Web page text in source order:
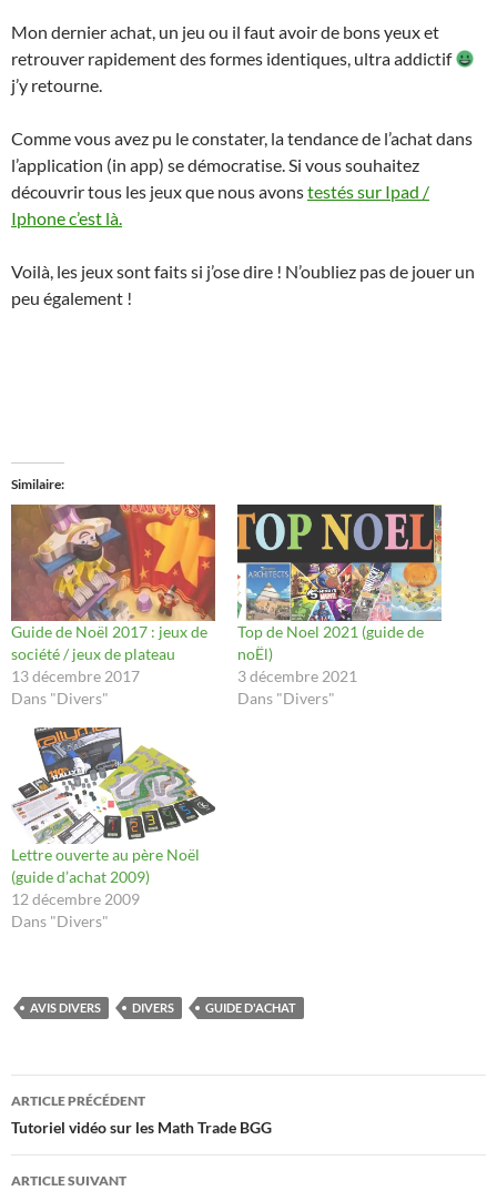
Mon dernier achat, un jeu ou il faut avoir de bons yeux et
retrouver rapidement des formes identiques, ultra addictif
j’y retourne.
Comme vous avez pu le constater, la tendance de l’achat dans
l’application (in app) se démocratise. Si vous souhaitez
découvrir tous les jeux que nous avonstestés sur Ipad /
Iphone c’est là.
Voilà, les jeux sont faits si j’ose dire ! N’oubliez pas de jouer un
peu également !
Similaire
Guide de Noël 2017 : jeux de
société / jeux de plateau
13 décembre 2017
Dans "Divers"
Top de Noel 2021 (guide de
noËl)
3 décembre 2021
Dans "Divers"
Lettre ouverte au père Noël
(guide d’achat 2009)
12 décembre 2009
Dans "Divers"
AVIS DIVERS DIVERS GUIDE D'ACHAT
Navigation
des
articles
ARTICLE PRÉCÉDENT
Tutoriel vidéo sur les Math Trade BGG
ARTICLE SUIVANT